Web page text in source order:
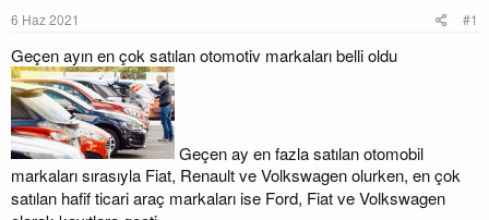
b
a
ş
l
a
t
a
n
ç
t
a
r
i
h
i
6 Haz 2021 #1
Geçen ayın en çok satılan otomotiv markaları belli oldu
Geçen ay en fazla satılan otomobil
markaları sırasıyla Fiat, Renault ve Volkswagen olurken, en çok
satılan hafif ticari araç markaları ise Ford, Fiat ve Volkswagen